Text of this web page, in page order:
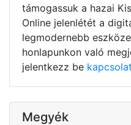
támogassuk a hazai
Online jelenlétét a
legmodernebb
honlapunkon való
jelentkezz be
Megyék